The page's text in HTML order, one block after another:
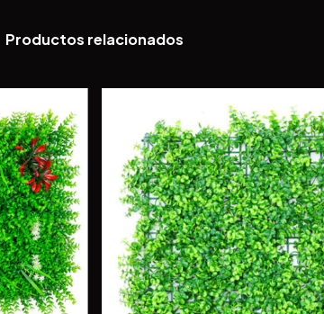
Productos relacionados